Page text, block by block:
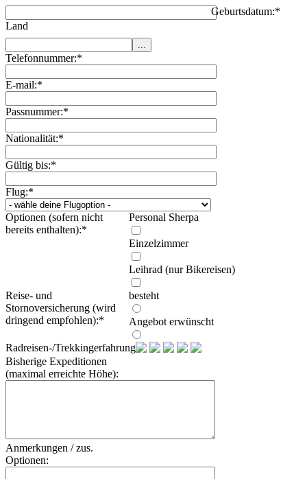
Land
Geburtsdatum:*
Telefonnummer:*
E-mail:*
Passnummer:*
Nationalität:*
Gültig bis:*
Flug:*
Optionen (sofern nicht
bereits enthalten):*
Personal Sherpa
Einzelzimmer
Leihrad (nur Bikereisen)
Reise- und
Stornoversicherung (wird
dringend empfohlen):*
besteht
Angebot erwünscht
Radreisen-/Trekkingerfahrung:
Bisherige Expeditionen
(maximal erreichte Höhe):
Anmerkungen / zus.
Optionen: